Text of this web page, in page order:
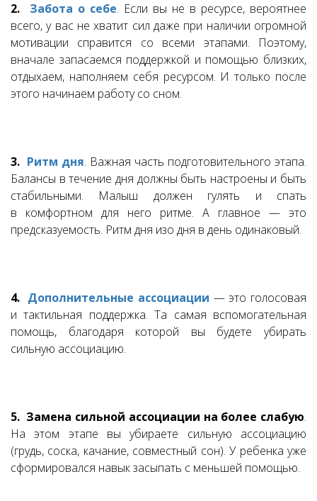
2. Забота о себе. Если вы не в ресурсе, вероятнее
всего, у вас не хватит сил даже при наличии огромной
мотивации справится со всеми этапами. Поэтому,
вначале запасаемся поддержкой и помощью близких,
отдыхаем, наполняем себя ресурсом. И только после
этого начинаем работу со сном.
3. Ритм дня. Важная часть подготовительного этапа.
Балансы в течение дня должны быть настроены и быть
стабильными. Малыш должен гулять и спать
в комфортном для него ритме. А главное — это
предсказуемость. Ритм дня изо дня в день одинаковый.
4. Дополнительные ассоциации — это голосовая
и тактильная поддержка. Та самая вспомогательная
помощь, благодаря которой вы будете убирать
сильную ассоциацию.
5. Замена сильной ассоциации на более слабую.
На этом этапе вы убираете сильную ассоциацию
(грудь, соска, качание, совместный сон). У ребенка уже
сформировался навык засыпать с меньшей помощью.